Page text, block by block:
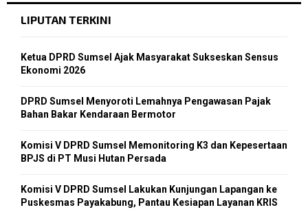
LIPUTAN TERKINI
Ketua DPRD Sumsel Ajak Masyarakat Sukseskan Sensus
Ekonomi 2026
DPRD Sumsel Menyoroti Lemahnya Pengawasan Pajak
Bahan Bakar Kendaraan Bermotor
Komisi V DPRD Sumsel Memonitoring K3 dan Kepesertaan
BPJS di PT Musi Hutan Persada
Komisi V DPRD Sumsel Lakukan Kunjungan Lapangan ke
Puskesmas Payakabung, Pantau Kesiapan Layanan KRIS